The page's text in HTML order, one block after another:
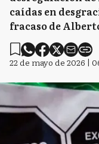
caídas en
fracaso de
22 de mayo de 2026 |